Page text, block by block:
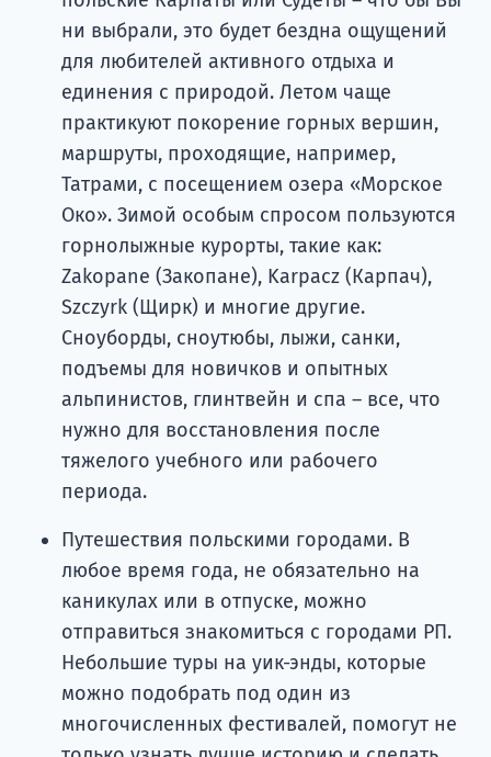
ни выбрали, это будет бездна ощущений
для любителей активного отдыха и
единения с природой. Летом чаще
практикуют покорение горных вершин,
маршруты, проходящие, например,
Татрами, с посещением озера «Морское
Око». Зимой особым спросом пользуются
горнолыжные курорты, такие как:
Zakopane (Закопане), Karpacz (Карпач),
Szczyrk (Щирк) и многие другие.
Сноуборды, сноутюбы, лыжи, санки,
подъемы для новичков и опытных
альпинистов, глинтвейн и спа – все, что
нужно для восстановления после
тяжелого учебного или рабочего
периода.
Путешествия польскими городами. В
любое время года, не обязательно на
каникулах или в отпуске, можно
отправиться знакомиться с городами РП.
Небольшие туры на уик-энды, которые
можно подобрать под один из
многочисленных фестивалей, помогут не